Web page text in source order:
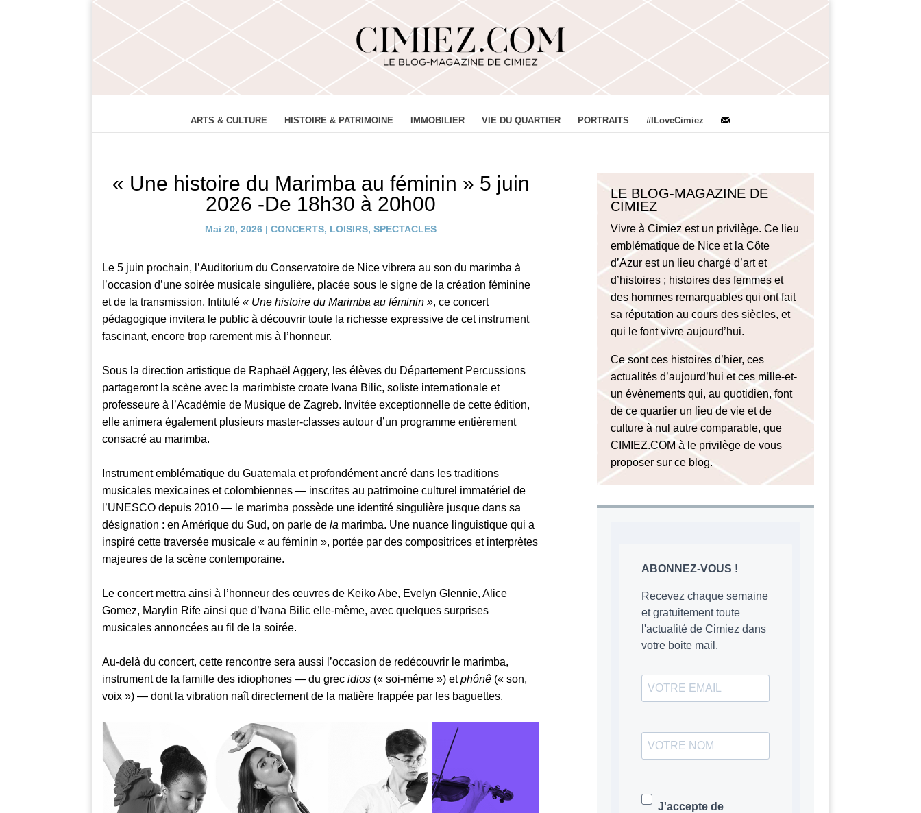
ARTS & CULTURE HISTOIRE & PATRIMOINE IMMOBILIER VIE DU QUARTIER PORTRAITS #ILoveCimiez
« Une histoire du Marimba au féminin » 5 juin
2026 -De 18h30 à 20h00
Mai 20, 2026 |CONCERTS, LOISIRS,SPECTACLES
Le 5 juin prochain, l’Auditorium du Conservatoire de Nice vibrera au son du marimba à
l’occasion d’une soirée musicale singulière, placée sous le signe de la création féminine
et de la transmission. Intitulé« Une histoire du Marimba au féminin », ce concert
pédagogique invitera le public à découvrir toute la richesse expressive de cet instrument
fascinant, encore trop rarement mis à l’honneur.
Sous la direction artistique de Raphaël Aggery, les élèves du Département Percussions
partageront la scène avec la marimbiste croate Ivana Bilic, soliste internationale et
professeure à l’Académie de Musique de Zagreb. Invitée exceptionnelle de cette édition,
elle animera également plusieurs master-classes autour d’un programme entièrement
consacré au marimba.
Instrument emblématique du Guatemala et profondément ancré dans les traditions
musicales mexicaines et colombiennes — inscrites au patrimoine culturel immatériel de
l’UNESCO depuis 2010 — le marimba possède une identité singulière jusque dans sa
désignation : en Amérique du Sud, on parle dela marimba. Une nuance linguistique qui a
inspiré cette traversée musicale « au féminin », portée par des compositrices et interprètes
majeures de la scène contemporaine.
Le concert mettra ainsi à l’honneur des œuvres de Keiko Abe, Evelyn Glennie, Alice
Gomez, Marylin Rife ainsi que d’Ivana Bilic elle-même, avec quelques surprises
musicales annoncées au fil de la soirée.
Au-delà du concert, cette rencontre sera aussi l’occasion de redécouvrir le marimba,
instrument de la famille des idiophones — du grecidios (« soi-même ») etphônê (« son,
voix ») — dont la vibration naît directement de la matière frappée par les baguettes.
LE BLOG-MAGAZINE DE
CIMIEZ
Vivre à Cimiez est un privilège. Ce lieu
emblématique de Nice et la Côte
d’Azur est un lieu chargé d’art et
d’histoires ; histoires des femmes et
des hommes remarquables qui ont fait
sa réputation au cours des siècles, et
qui le font vivre aujourd’hui.
Ce sont ces histoires d’hier, ces
actualités d’aujourd’hui et ces mille-et-
un évènements qui, au quotidien, font
de ce quartier un lieu de vie et de
culture à nul autre comparable, que
CIMIEZ.COM à le privilège de vous
proposer sur ce blog.
ABONNEZ-VOUS !
Recevez chaque semaine
et gratuitement toute
l'actualité de Cimiez dans
votre boite mail.
J'accepte de